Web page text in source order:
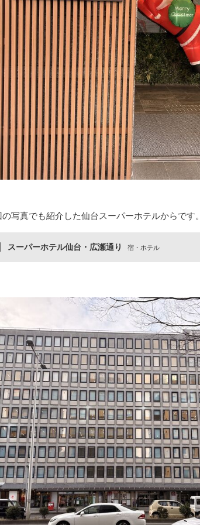
の写真でも紹介した仙台スーパーホテルからです。
スーパーホテル仙台・広瀬通り 宿・ホテル